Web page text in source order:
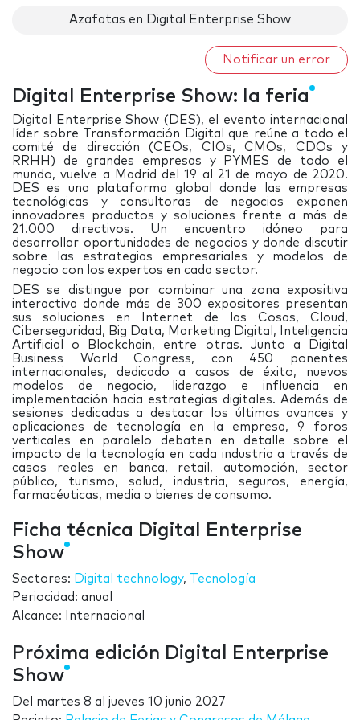
Azafatas en Digital Enterprise Show
Notificar un error
Digital Enterprise Show: la feria
Digital Enterprise Show (DES), el evento internacional
líder sobre Transformación Digital que reúne a todo el
comité de dirección (CEOs, CIOs, CMOs, CDOs y
RRHH) de grandes empresas y PYMES de todo el
mundo, vuelve a Madrid del 19 al 21 de mayo de 2020.
DES es una plataforma global donde las empresas
tecnológicas y consultoras de negocios exponen
innovadores productos y soluciones frente a más de
21.000 directivos. Un encuentro idóneo para
desarrollar oportunidades de negocios y donde discutir
sobre las estrategias empresariales y modelos de
negocio con los expertos en cada sector.
DES se distingue por combinar una zona expositiva
interactiva donde más de 300 expositores presentan
sus soluciones en Internet de las Cosas, Cloud,
Ciberseguridad, Big Data, Marketing Digital, Inteligencia
Artificial o Blockchain, entre otras. Junto a Digital
Business World Congress, con 450 ponentes
internacionales, dedicado a casos de éxito, nuevos
modelos de negocio, liderazgo e influencia en
implementación hacia estrategias digitales. Además de
sesiones dedicadas a destacar los últimos avances y
aplicaciones de tecnología en la empresa, 9 foros
verticales en paralelo debaten en detalle sobre el
impacto de la tecnología en cada industria a través de
casos reales en banca, retail, automoción, sector
público, turismo, salud, industria, seguros, energía,
farmacéuticas, media o bienes de consumo.
Ficha técnica Digital Enterprise
Show
Sectores: Digital technology,
Tecnología
Periocidad: anual
Alcance: Internacional
Próxima edición Digital Enterprise
Show
Del martes 8 al jueves 10 junio 2027